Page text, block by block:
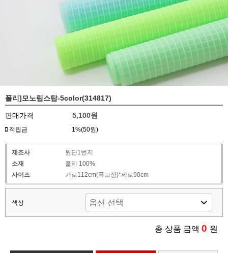
폴리]모노립스탑-5color(314817)
판매가격 5,100원
적립금 1%(50원)
제조사
원단1번지
소재
폴리 100%
사이즈
가로112cm(폭고정)*세로90cm
색상
총 상품 금액 0 원